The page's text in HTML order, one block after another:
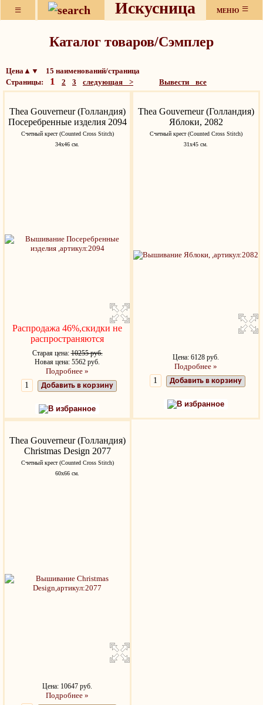
≡ Искусница МЕНЮ ≡
Каталог товаров/Сэмплер
Цена▲▼ 15 наименований/страница
Страницы: 1 2 3 следующая > Вывести все
Thea Gouverneur (Голландия)
Посеребренные изделия 2094
Счетный крест (Counted Cross Stitch)
34х46 см.
Распродажа 46%,скидки не
распространяются
Старая цена:10255 руб.
Новая цена: 5562 руб.
Подробнее »
Добавить в корзину
В избранное
Thea Gouverneur (Голландия)
Яблоки, 2082
Счетный крест (Counted Cross Stitch)
31х45 см.
Цена: 6128 руб.
Подробнее »
Добавить в корзину
В избранное
Thea Gouverneur (Голландия)
Christmas Design 2077
Счетный крест (Counted Cross Stitch)
60х66 см.
Цена: 10647 руб.
Подробнее »